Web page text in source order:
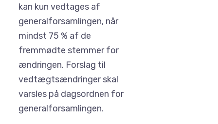
kan kun vedtages af
generalforsamlingen, når
mindst 75 % af de
fremmødte stemmer for
ændringen. Forslag til
vedtægtsændringer skal
varsles på dagsordnen for
generalforsamlingen.